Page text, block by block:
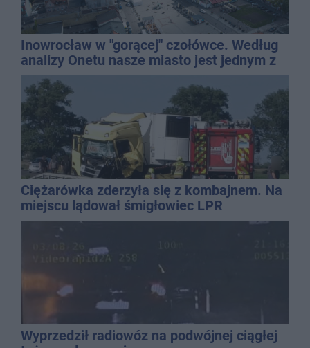
Inowrocław w "gorącej" czołówce. Według
analizy Onetu nasze miasto jest jednym z
najbardziej narażonych na upały
Ciężarówka zderzyła się z kombajnem. Na
miejscu lądował śmigłowiec LPR
Wyprzedził radiowóz na podwójnej ciągłej